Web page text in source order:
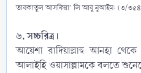
তাবকাতুল আসফিয়া’ লি আবু নুআইম: (৩/
৬. সচ্চরিত্র।
আয়েশা ‎রাদিয়াল্লাহু আনহা থেকে
আলাইহি ওয়াসাল্লামকে বলতে